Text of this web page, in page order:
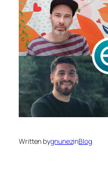
Written bygnunezinBlog